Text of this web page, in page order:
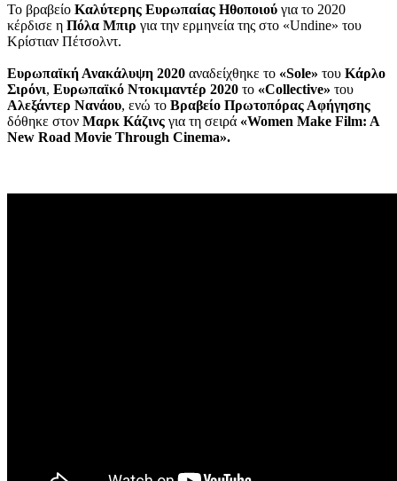
Το βραβείο Καλύτερης Ευρωπαίας Ηθοποιού για το 2020
κέρδισε η Πόλα Μπιρ για την ερμηνεία της στο «Undine» του
Κρίστιαν Πέτσολντ.
Ευρωπαϊκή Ανακάλυψη 2020 αναδείχθηκε το «Sole» του Κάρλο
Σιρόνι, Ευρωπαϊκό Ντοκιμαντέρ 2020 το «Collective» του
Αλεξάντερ Νανάου, ενώ το Βραβείο Πρωτοπόρας Αφήγησης
δόθηκε στον Μαρκ Κάζινς για τη σειρά «Women Make Film: A
New Road Movie Through Cinema».